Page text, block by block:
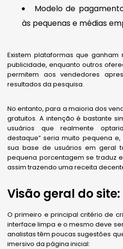
Modelo de
às pequenas e médias
Existem plataformas que
publicidade, enquanto outros
permitem aos vendedores
resultados da pesquisa.
No entanto, para a maioria dos
gratuitos. A intenção é bastante
usuários que realmente
destaque” seria muito pequena
sua base de usuários em geral
pequena porcentagem se traduz
assim trazendo uma receita
Visão geral do site:
O primeiro e principal critério de
interface limpa e o mesmo deve
analistas têm poucas sugestões
imersivo da página inicial: